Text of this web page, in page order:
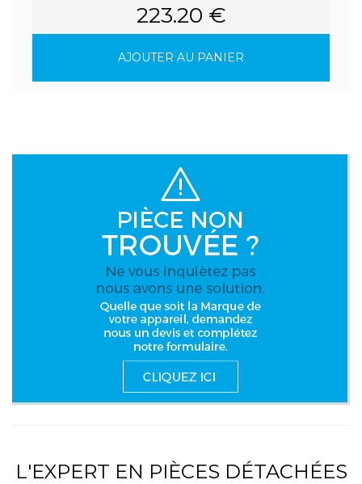
223.20 €
AJOUTER AU PANIER
L'EXPERT EN PIÈCES DÉTACHÉES